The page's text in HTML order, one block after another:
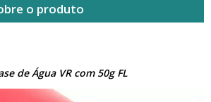
o produto
de Água VR com 50g FL